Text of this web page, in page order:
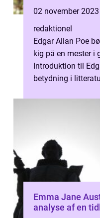
02 november 2023
redaktionel
Edgar Allan Poe
kig på en mester i
Introduktion til
betydning i
Emma Jane
analyse af en